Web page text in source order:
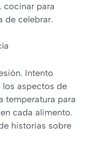
cocinar para
de celebrar.
Intento
aspectos de
temperatura para
cada alimento.
historias sobre